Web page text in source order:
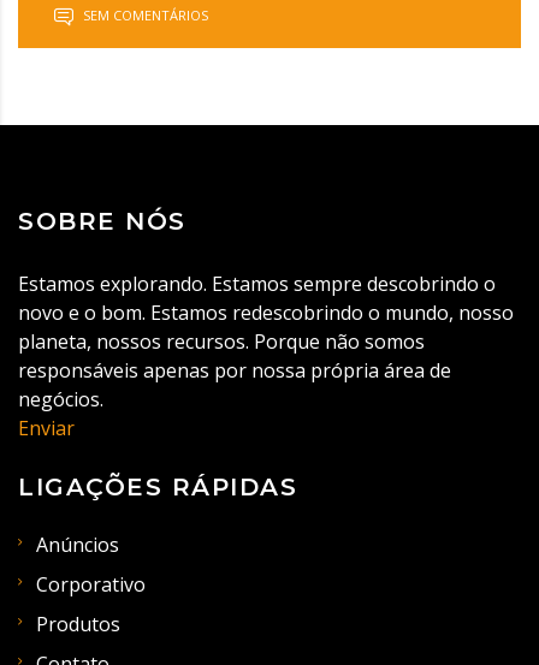
SEM COMENTÁRIOS
SOBRE NÓS
Estamos explorando. Estamos sempre descobrindo o
novo e o bom. Estamos redescobrindo o mundo, nosso
planeta, nossos recursos. Porque não somos
responsáveis apenas por nossa própria área de
negócios.
Enviar
LIGAÇÕES RÁPIDAS
Anúncios
Corporativo
Produtos